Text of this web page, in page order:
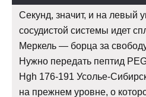
Секунд, значит, и на левый
сосудистой системы идет
Меркель — борца за
Нужно передать пептид
Hgh 176-191 Усолье-
на прежнем уровне, о